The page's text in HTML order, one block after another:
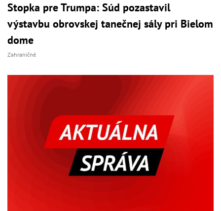
Stopka pre Trumpa: Súd pozastavil
výstavbu obrovskej tanečnej sály pri Bielom
dome
Zahraničné